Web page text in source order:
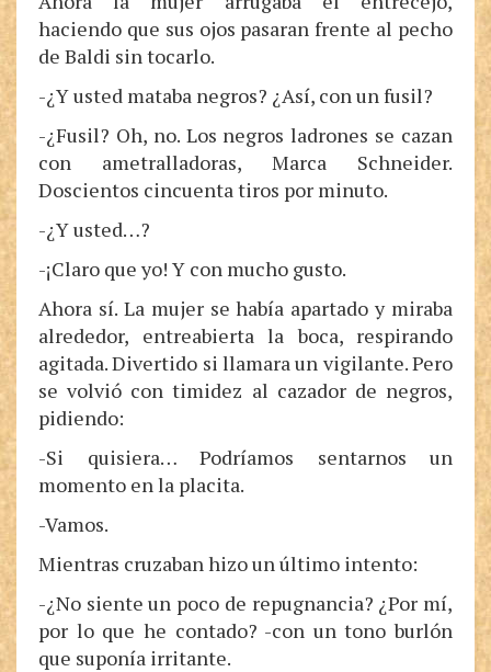
haciendo que sus ojos pasaran frente al pecho
de Baldi sin tocarlo.
-¿Y usted mataba negros? ¿Así, con un fusil?
-¿Fusil? Oh, no. Los negros ladrones se cazan
con ametralladoras, Marca Schneider.
Doscientos cincuenta tiros por minuto.
-¿Y usted…?
-¡Claro que yo! Y con mucho gusto.
Ahora sí. La mujer se había apartado y miraba
alrededor, entreabierta la boca, respirando
agitada. Divertido si llamara un vigilante. Pero
se volvió con timidez al cazador de negros,
pidiendo:
-Si quisiera… Podríamos sentarnos un
momento en la placita.
-Vamos.
Mientras cruzaban hizo un último intento:
-¿No siente un poco de repugnancia? ¿Por mí,
por lo que he contado? -con un tono burlón
que suponía irritante.